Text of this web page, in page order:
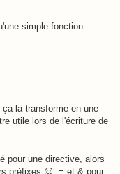
simple fonction
la transforme en une
utile lors de l'écriture de
pour une directive, alors
préfixes @, = et & pour